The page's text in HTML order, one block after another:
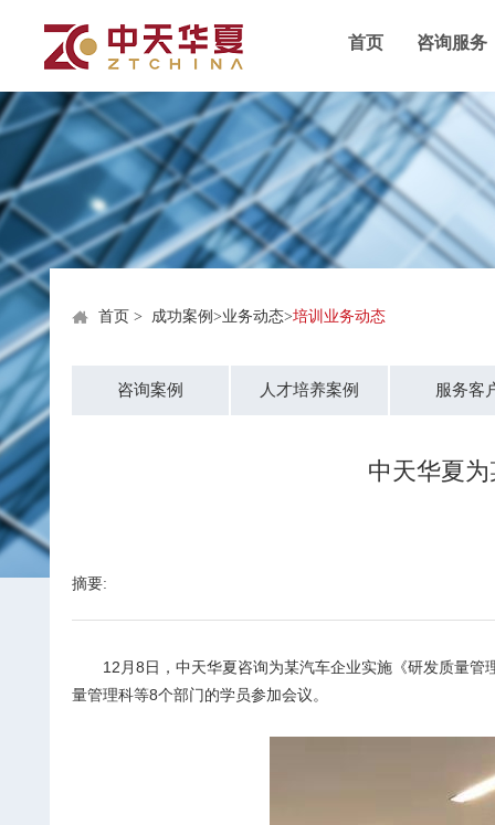
首页 咨询服务
首页 > 成功案例 >业务动态>培训业务动态
咨询案例 人才培养案例 服务客
中天华夏
摘要:
12 月8日，中天华夏咨询为某汽车企业实施《研发质量
量管理科等8个部门的学员参加会议。